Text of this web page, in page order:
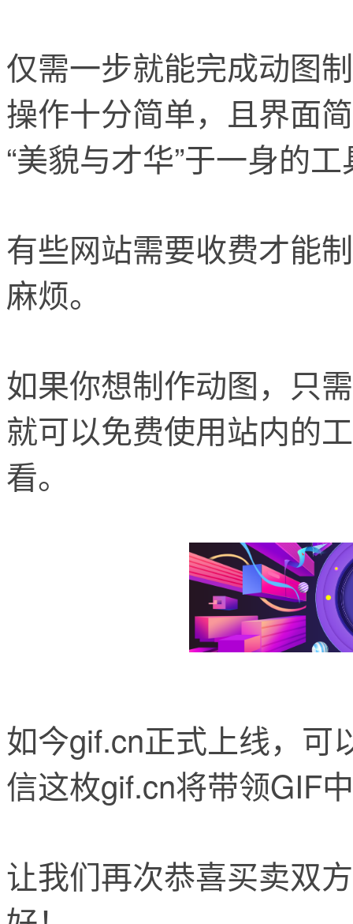
仅需一步就能完成动图
操作十分简单，且界面
“美貌与才华”于一身的
有些网站需要收费才能
麻烦。
如果你想制作动图，只
就可以免费使用站内的
看。
如今gif.cn正式上线，可
信这枚gif.cn将带领GIF
让我们再次恭喜买卖双